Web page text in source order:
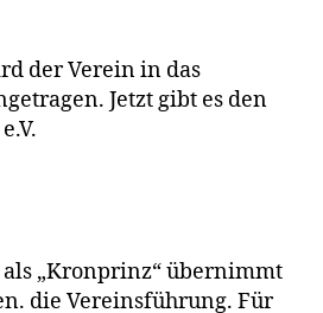
der Verein in das
Jetzt gibt es den
als „Kronprinz“ übernimmt
die Vereinsführung. Für